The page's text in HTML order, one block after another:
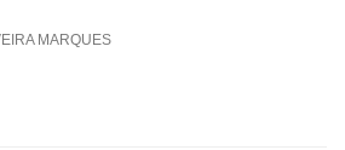
MARQUES